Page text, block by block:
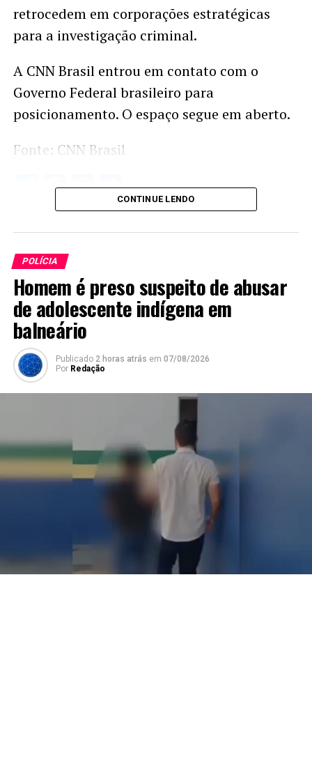
retrocedem em corporações estratégicas
para a investigação criminal.
A CNN Brasil entrou em contato com o
Governo Federal brasileiro para
posicionamento. O espaço segue em aberto.
Fonte: CNN Brasil
Twitter
Facebook
WhatsApp
Share
CONTINUE LENDO
POLÍCIA
Homem é preso suspeito de abusar
de adolescente indígena em
balneário
Publicado 2 horas atrás em 07/08/2026
Por Redação